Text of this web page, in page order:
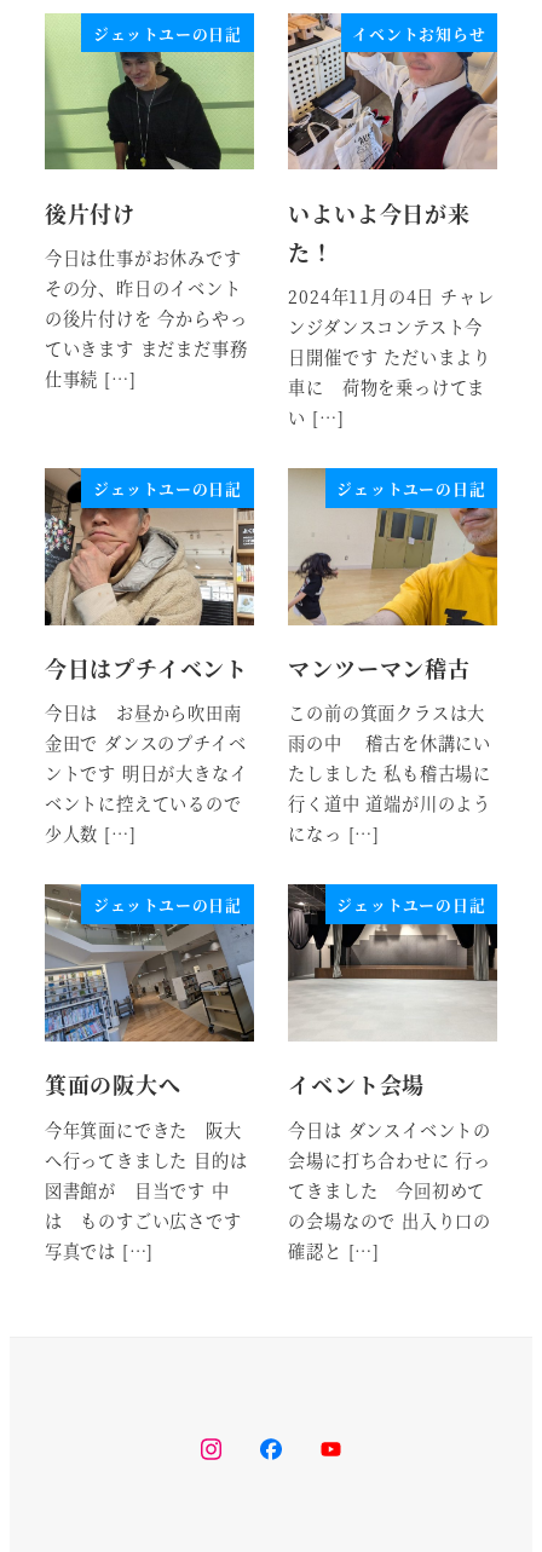
ジェットユーの日記
後片付け
今日は仕事がお休みです
その分、昨日のイベント
の後片付けを 今からやっ
ていきます まだまだ事務
仕事続 […]
イベントお知らせ
いよいよ今日が来
た！
2024年11月の4日 チャレ
ンジダンスコンテスト今
日開催です ただいまより
車に 荷物を乗っけてま
い […]
ジェットユーの日記
今日はプチイベント
今日は お昼から吹田南
金田で ダンスのプチイベ
ントです 明日が大きなイ
ベントに控えているので
少人数 […]
ジェットユーの日記
マンツーマン稽古
この前の箕面クラスは大
雨の中 稽古を休講にい
たしました 私も稽古場に
行く道中 道端が川のよう
になっ […]
ジェットユーの日記
箕面の阪大へ
今年箕面にできた 阪大
へ行ってきました 目的は
図書館が 目当です 中
は ものすごい広さです
写真では […]
ジェットユーの日記
イベント会場
今日は ダンスイベントの
会場に打ち合わせに 行っ
てきました 今回初めて
の会場なので 出入り口の
確認と […]
instagram
facebook
youtube